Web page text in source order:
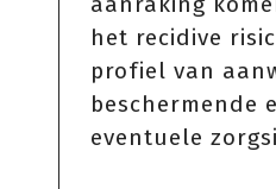
het recidive
profiel van
beschermende
eventuele